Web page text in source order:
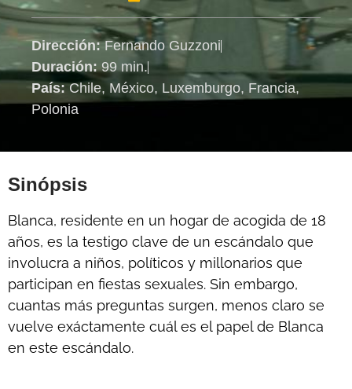
Dirección:Fernando Guzzoni
Duración:99 min.
País:Chile, México, Luxemburgo, Francia,
Polonia
Sinópsis
Blanca, residente en un hogar de acogida de 18
años, es la testigo clave de un escándalo que
involucra a niños, políticos y millonarios que
participan en fiestas sexuales. Sin embargo,
cuantas más preguntas surgen, menos claro se
vuelve exáctamente cuál es el papel de Blanca
en este escándalo.